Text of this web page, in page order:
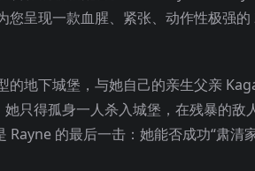
呈现一款血腥、紧张、动作性极强的
的地下城堡，与她自己的亲生父亲
只得孤身一人杀入城堡，在残暴的敌人
的最后一击：她能否成功“肃清